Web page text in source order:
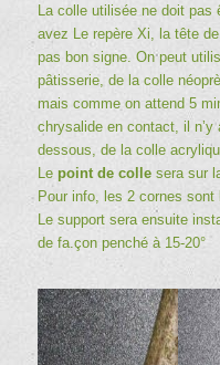
La colle utilisée ne doit
avez Le repère Xi, la tête
pas bon signe. On peut
pâtisserie, de la colle
mais comme on attend 5
chrysalide en contact, il n’y
dessous, de la colle
Le point de collesera sur
Pour info, les 2 cornes sont
Le support sera ensuite
de fa.çon penché à 15-20°